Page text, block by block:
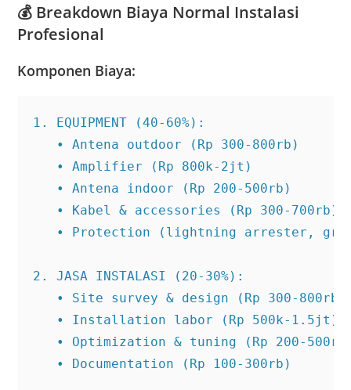
💰 Breakdown Biaya Normal Instalasi
Profesional
Komponen Biaya:
1. EQUIPMENT (40-60%):
   • Antena outdoor (Rp 300-800rb)
   • Amplifier (Rp 800k-2jt)
   • Antena indoor (Rp 200-500rb)
   • Kabel & accessories (Rp 300-700rb)
• Protection (lightning arrester,
2. JASA INSTALASI (20-30%):
   • Site survey & design (Rp 300-800rb)
   • Installation labor (Rp 500k-1.5jt)
• Optimization & tuning (Rp 200-
   • Documentation (Rp 100-300rb)